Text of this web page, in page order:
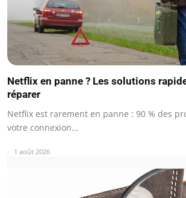
Netflix en panne ? Les solutions
réparer
Netflix est rarement en panne : 90 % des
votre connexion…
1 août 2026